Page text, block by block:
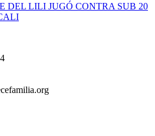
DEL LILI JUGÓ CONTRA SUB 20